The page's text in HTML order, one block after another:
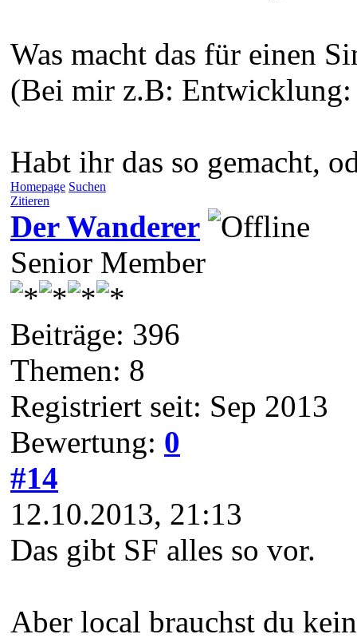
Was macht das für einen
(Bei mir z.B:
Habt ihr das so gemacht,
Homepage Suchen
Zitieren
Der Wanderer
Senior Member
Beiträge: 396
Themen: 8
Registriert seit: Sep 2013
Bewertung: 0
#14
12.10.2013, 21:13
Das gibt SF alles so vor.
Aber local brauchst du